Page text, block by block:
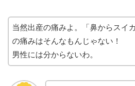
当然出産の痛みよ。「鼻からスイ
の痛みはそんなもんじゃない！
男性には分からないわ。